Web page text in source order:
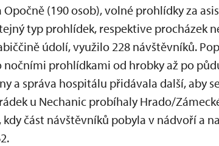
(190 osob), volné prohlídky za
typ prohlídek, respektive procházek
údolí, využilo 228 návštěvníků.
nočními prohlídkami od hrobky až po
a správa hospitálu přidávala další, aby
u Nechanic probíhaly Hrado/
část návštěvníků pobyla v nádvoří a